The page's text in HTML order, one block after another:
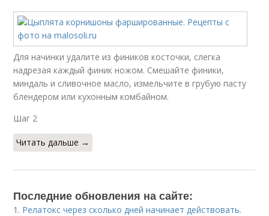
Для начинки удалите из фиников косточки, слегка
надрезая каждый финик ножом. Смешайте финики,
миндаль и сливочное масло, измельчите в грубую пасту
блендером или кухонным комбайном.
Шаг 2
Читать дальше →
Последние обновления на сайте:
1. Релатокс через сколько дней начинает действовать.